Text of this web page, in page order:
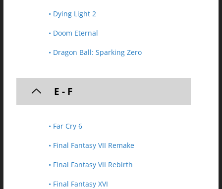
• Dying Light 2
• Doom Eternal
• Dragon Ball: Sparking Zero
E - F
• Far Cry 6
• Final Fantasy VII Remake
• Final Fantasy VII Rebirth
• Final Fantasy XVI